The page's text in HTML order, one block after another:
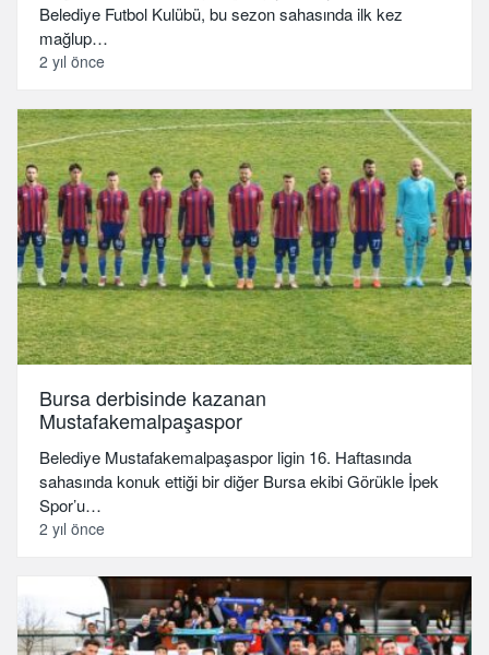
Belediye Futbol Kulübü, bu sezon sahasında ilk kez
mağlup…
2 yıl önce
Bursa derbisinde kazanan
Mustafakemalpaşaspor
Belediye Mustafakemalpaşaspor ligin 16. Haftasında
sahasında konuk ettiği bir diğer Bursa ekibi Görükle İpek
Spor’u…
2 yıl önce